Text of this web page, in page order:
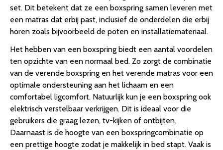
set. Dit betekent dat ze een boxspring samen leveren met
een matras dat erbij past, inclusief de onderdelen die erbij
horen zoals bijvoorbeeld de poten en installatiemateriaal.
Het hebben van een boxspring biedt een aantal voordelen
ten opzichte van een normaal bed. Zo zorgt de combinatie
van de verende boxspring en het verende matras voor een
optimale ondersteuning aan het lichaam en een
comfortabel ligcomfort. Natuurlijk kun je een boxspring ook
elektrisch verstelbaar verkrijgen. Dit is ideaal voor die
gebruikers die graag lezen, tv-kijken of ontbijten.
Daarnaast is de hoogte van een boxspringcombinatie op
een prettige hoogte zodat je makkelijk in bed stapt. Vaak is